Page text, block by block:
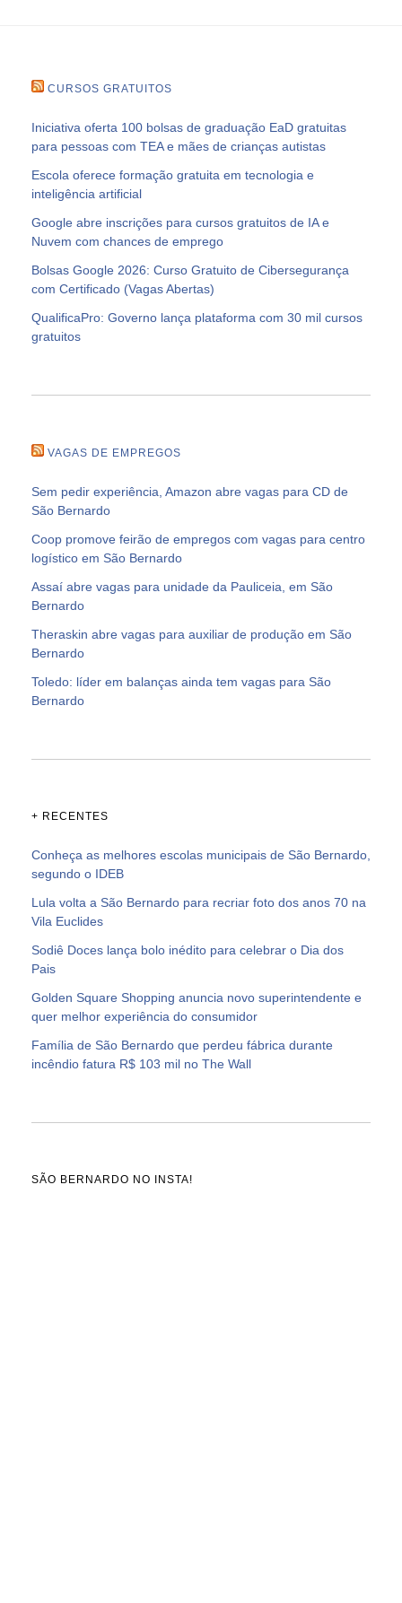
CURSOS GRATUITOS
Iniciativa oferta 100 bolsas de graduação EaD gratuitas
para pessoas com TEA e mães de crianças autistas
Escola oferece formação gratuita em tecnologia e
inteligência artificial
Google abre inscrições para cursos gratuitos de IA e
Nuvem com chances de emprego
Bolsas Google 2026: Curso Gratuito de Cibersegurança
com Certificado (Vagas Abertas)
QualificaPro: Governo lança plataforma com 30 mil cursos
gratuitos
VAGAS DE EMPREGOS
Sem pedir experiência, Amazon abre vagas para CD de
São Bernardo
Coop promove feirão de empregos com vagas para centro
logístico em São Bernardo
Assaí abre vagas para unidade da Pauliceia, em São
Bernardo
Theraskin abre vagas para auxiliar de produção em São
Bernardo
Toledo: líder em balanças ainda tem vagas para São
Bernardo
+ RECENTES
Conheça as melhores escolas municipais de São Bernardo,
segundo o IDEB
Lula volta a São Bernardo para recriar foto dos anos 70 na
Vila Euclides
Sodiê Doces lança bolo inédito para celebrar o Dia dos
Pais
Golden Square Shopping anuncia novo superintendente e
quer melhor experiência do consumidor
Família de São Bernardo que perdeu fábrica durante
incêndio fatura R$ 103 mil no The Wall
SÃO BERNARDO NO INSTA!